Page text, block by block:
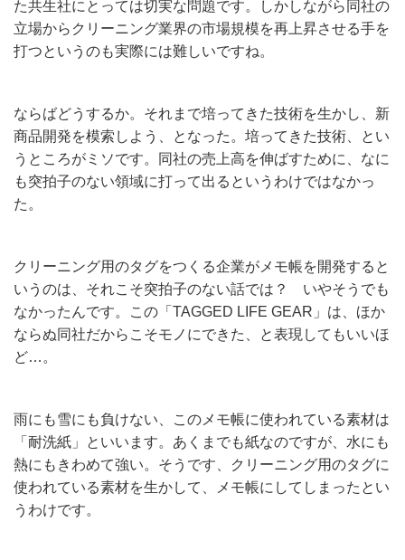
た共生社にとっては切実な問題です。しかしながら同社の
立場からクリーニング業界の市場規模を再上昇させる手を
打つというのも実際には難しいですね。
ならばどうするか。それまで培ってきた技術を生かし、新
商品開発を模索しよう、となった。培ってきた技術、とい
うところがミソです。同社の売上高を伸ばすために、なに
も突拍子のない領域に打って出るというわけではなかっ
た。
クリーニング用のタグをつくる企業がメモ帳を開発すると
いうのは、それこそ突拍子のない話では？ いやそうでも
なかったんです。この「TAGGED LIFE GEAR」は、ほか
ならぬ同社だからこそモノにできた、と表現してもいいほ
ど…。
雨にも雪にも負けない、このメモ帳に使われている素材は
「耐洗紙」といいます。あくまでも紙なのですが、水にも
熱にもきわめて強い。そうです、クリーニング用のタグに
使われている素材を生かして、メモ帳にしてしまったとい
うわけです。